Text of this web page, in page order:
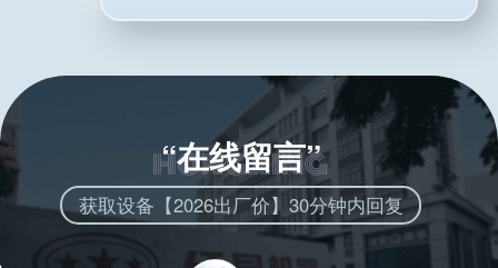
“在线留言”
获取设备【2026出厂价】30分钟内回复